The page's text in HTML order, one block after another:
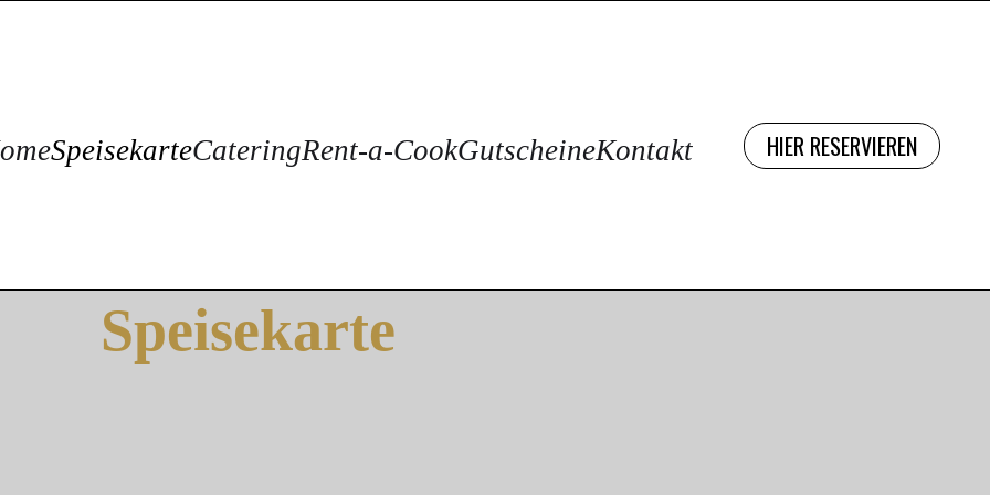
SpeisekarteCateringRent-a-CookGutscheineKontakt HIER RESERVIEREN
Speisekarte